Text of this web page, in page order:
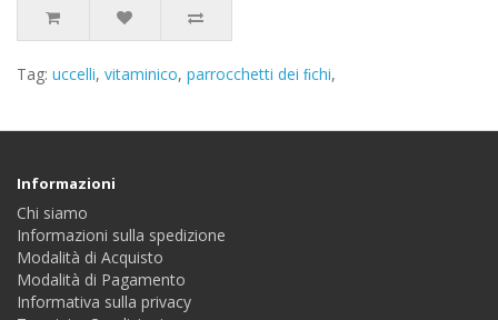
Tag: uccelli, vitaminico, parrocchetti dei ﬁchi,
Informazioni
Chi siamo
Informazioni sulla spedizione
Modalità di Acquisto
Modalità di Pagamento
Informativa sulla privacy